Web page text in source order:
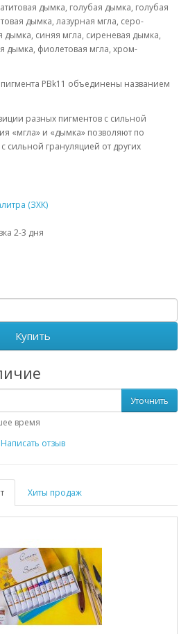
дымка, голубая дымка, голубая
дымка, лазурная мгла, серо-
дымка, синяя мгла, сиреневая дымка,
дымка, фиолетовая мгла, хром-
PBk11 объединены названием
разных пигментов с сильной
«мгла» и «дымка» позволяют по
сильной грануляцией от других
(ЗХК)
2-3 дня
Купить
Уточнить
время
Написать отзыв
Хиты продаж